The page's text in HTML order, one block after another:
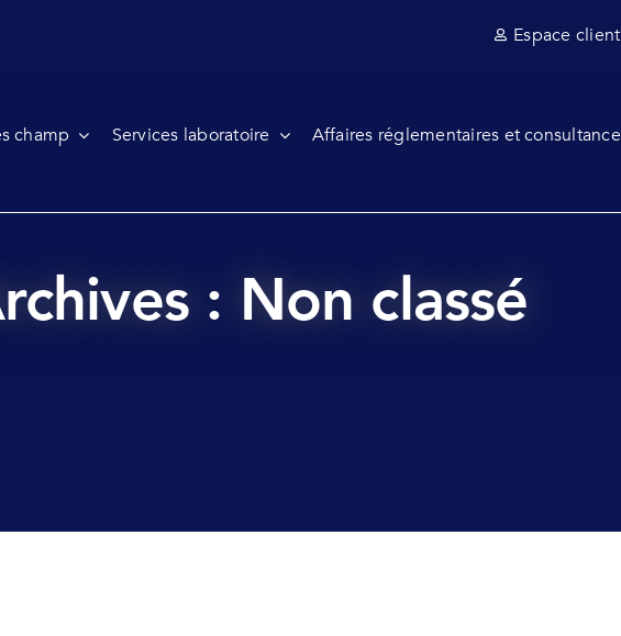
Espace client
champ Services laboratoire Affaires réglementaires et consultance
: Non classé